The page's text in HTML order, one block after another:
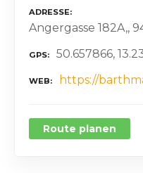
ADRESSE
Angergasse 182A,,
GPS 50.657866,
WEB https://
Route planen